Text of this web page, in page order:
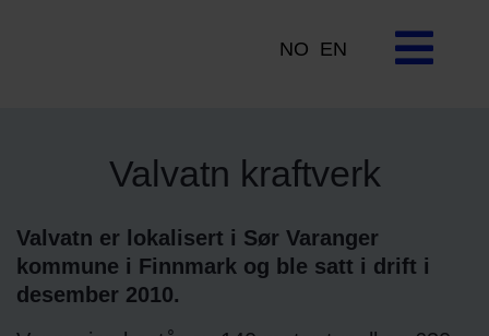
NO EN
Valvatn kraftverk
Valvatn er lokalisert i Sør Varanger
kommune i Finnmark og ble satt i drift i
desember 2010.